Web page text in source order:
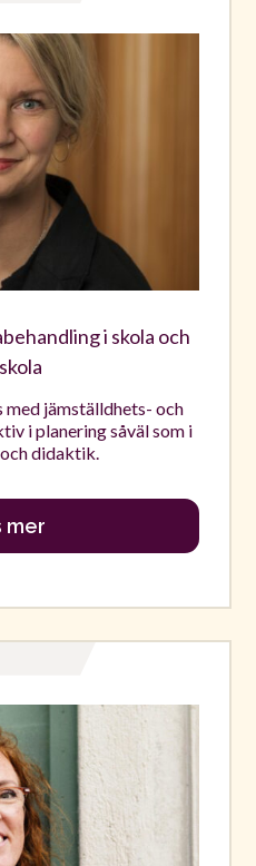
i skola och
jämställdhets- och
i planering såväl som i
didaktik.
mer